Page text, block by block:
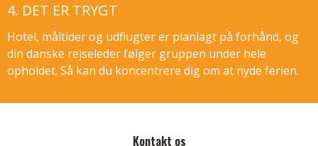
4. DET ER TRYGT
Hotel, måltider og udflugter er planlagt på forhånd, og
din danske rejseleder følger gruppen under hele
opholdet. Så kan du koncentrere dig om at nyde ferien.
Følg os på
Kontakt os